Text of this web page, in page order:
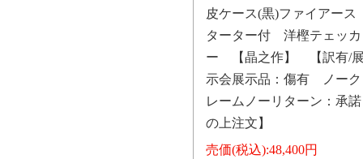
皮ケース(黒)ファイアース
ターター付 洋樫テェッカ
ー 【晶之作】 【訳有/
示会展示品：傷有 ノーク
レームノーリターン：承諾
の上注文】
売価(税込):48,400円